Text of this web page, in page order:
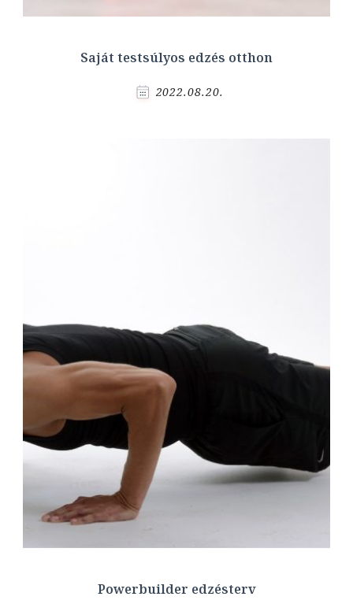
Saját testsúlyos edzés otthon
2022.08.20.
Powerbuilder edzésterv